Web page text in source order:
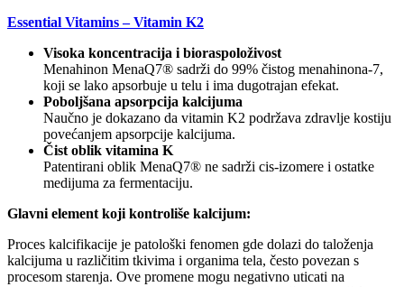
Essential Vitamins – Vitamin K2
Visoka koncentracija i bioraspoloživost
Menahinon MenaQ7® sadrži do 99% čistog menahinona-7,
koji se lako apsorbuje u telu i ima dugotrajan efekat.
Poboljšana apsorpcija kalcijuma
Naučno je dokazano da vitamin K2 podržava zdravlje kostiju
povećanjem apsorpcije kalcijuma.
Čist oblik vitamina K
Patentirani oblik MenaQ7® ne sadrži cis-izomere i ostatke
medijuma za fermentaciju.
Glavni element koji kontroliše kalcijum:
Proces kalcifikacije je patološki fenomen gde dolazi do taloženja
kalcijuma u različitim tkivima i organima tela, često povezan s
procesom starenja. Ove promene mogu negativno uticati na